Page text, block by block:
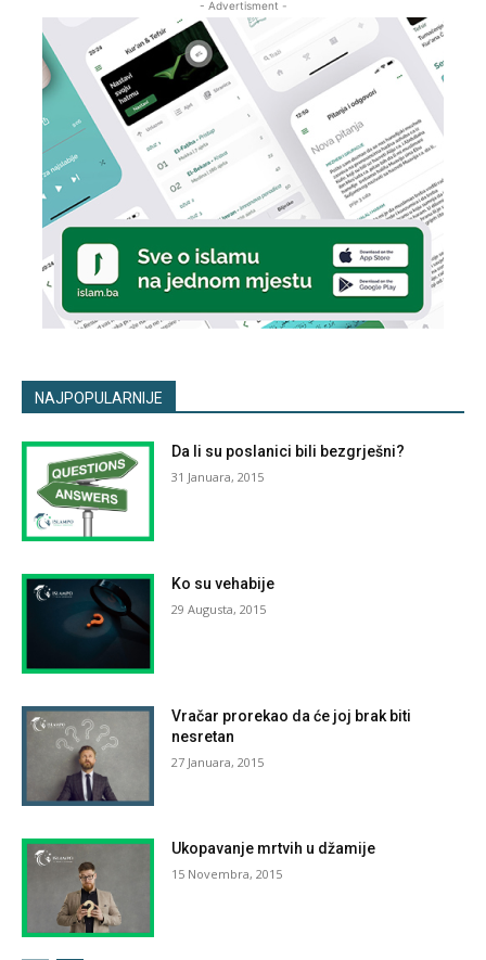
- Advertisment -
NAJPOPULARNIJE
Da li su poslanici bili bezgrješni?
31 Januara, 2015
Ko su vehabije
29 Augusta, 2015
Vračar prorekao da će joj brak biti
nesretan
27 Januara, 2015
Ukopavanje mrtvih u džamije
15 Novembra, 2015